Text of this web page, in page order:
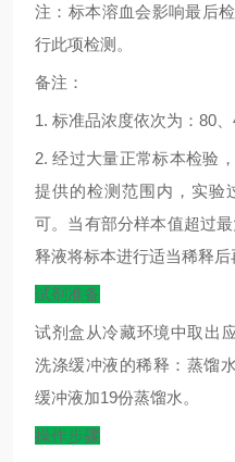
注：标本溶血会影响最后
行此项检测。
备注：
1. 标准品浓度依次为： 80
2.经过大量正常标本检验
提供的检测范围内，实验
可。当有部分样本值超过
释液将标本进行适当稀释后
试剂准备
试剂盒从冷藏环境中取出
洗涤缓冲液的稀释：蒸馏
缓冲液加19份蒸馏水。
操作步骤